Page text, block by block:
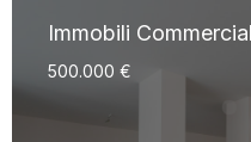
Immobili
500.000 €